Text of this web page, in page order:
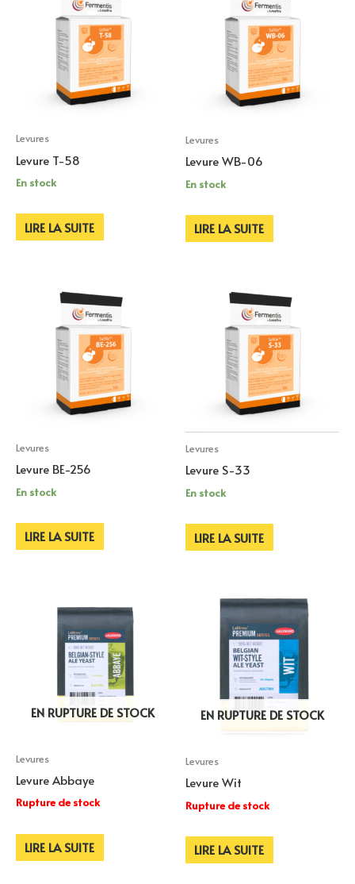
Levures
Levure T-58
En stock
LIRE LA SUITE
Levures
Levure WB-06
En stock
LIRE LA SUITE
Levures
Levure BE-256
En stock
LIRE LA SUITE
Levures
Levure S-33
En stock
LIRE LA SUITE
EN RUPTURE DE STOCK
Levures
Levure Abbaye
Rupture de stock
LIRE LA SUITE
EN RUPTURE DE STOCK
Levures
Levure Wit
Rupture de stock
LIRE LA SUITE